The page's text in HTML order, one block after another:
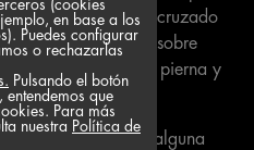
el entrenamiento cruzado
el estrés ejercido sobre
como los de la pierna y
running, incluir alguna
(cookies
en base a los
Puedes configurar
o rechazarlas
Pulsando el botón
entendemos que
Para más
nuestra Política de